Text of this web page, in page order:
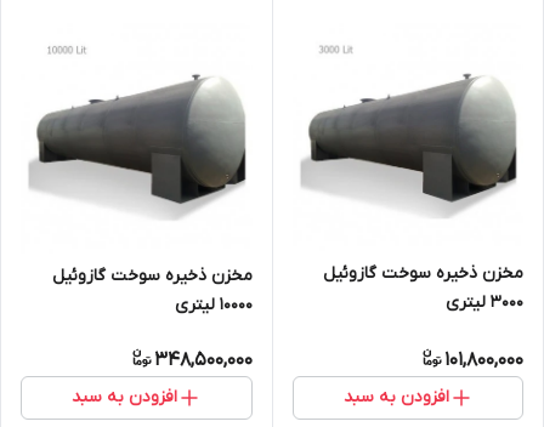
مخزن ذخیره سوخت گازوئیل
3000 لیتری
101,800,000
افزودن به سبد
مخزن ذخیره سوخت گازوئیل
10000 لیتری
348,500,000
افزودن به سبد